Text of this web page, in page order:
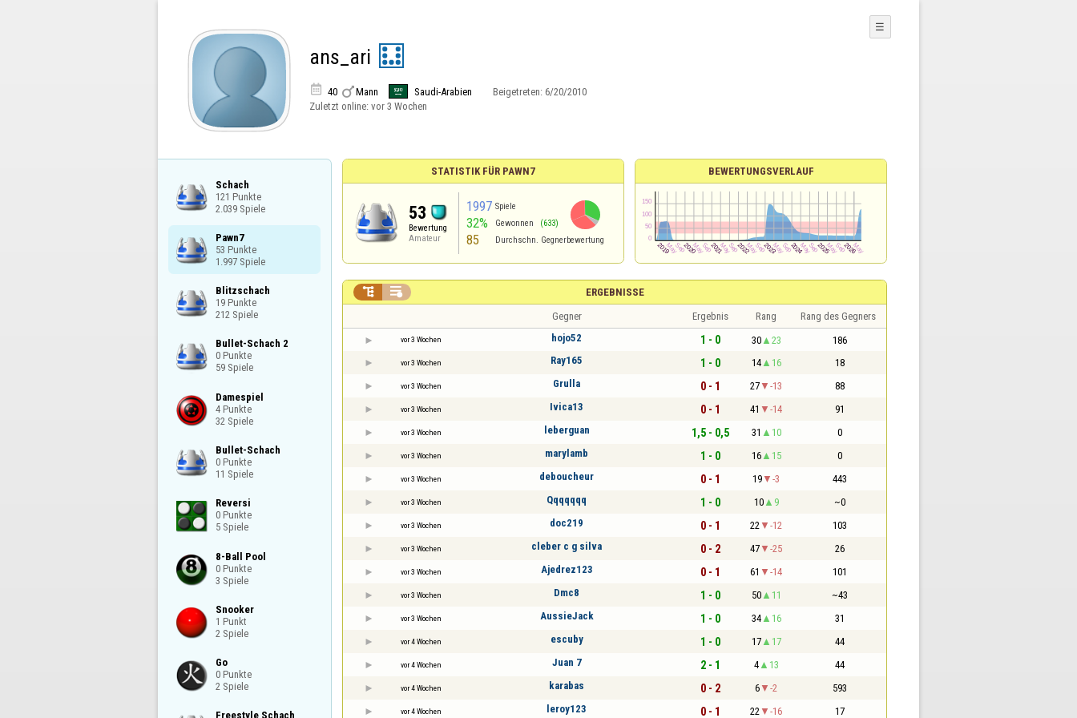
ans_ari
 40 Mann Saudi-Arabien Beigetreten: 6/20/2010
Zuletzt online: vor 3 Wochen
☰
Schach
121 Punkte
2.039 Spiele
Pawn7
53 Punkte
1.997 Spiele
Blitzschach
19 Punkte
212 Spiele
Bullet-Schach 2
0 Punkte
59 Spiele
Damespiel
4 Punkte
32 Spiele
Bullet-Schach
0 Punkte
11 Spiele
Reversi
0 Punkte
5 Spiele
8-Ball Pool
0 Punkte
3 Spiele
Snooker
1 Punkt
2 Spiele
Go
0 Punkte
2 Spiele
Freestyle Schach
STATISTIK FÜR PAWN7
53
Bewertung
Amateur
1997 Spiele
32% Gewonnen (633)
85 Durchschn. Gegnerbewertung
BEWERTUNGSVERLAUF
ERGEBNISSE
 
Gegner Ergebnis Rang Rang des Gegners
vor 3 Wochen hojo52 1 - 0 30 23 186
vor 3 Wochen Ray165 1 - 0 14 16 18
vor 3 Wochen Grulla 0 - 1 27 -13 88
vor 3 Wochen Ivica13 0 - 1 41 -14 91
vor 3 Wochen leberguan 1,5 - 0,5 31 10 0
vor 3 Wochen marylamb 1 - 0 16 15 0
vor 3 Wochen deboucheur 0 - 1 19 -3 443
vor 3 Wochen Qqqqqqq 1 - 0 10 9 ~0
vor 3 Wochen doc219 0 - 1 22 -12 103
vor 3 Wochen cleber c g silva 0 - 2 47 -25 26
vor 3 Wochen Ajedrez123 0 - 1 61 -14 101
vor 3 Wochen Dmc8 1 - 0 50 11 ~43
vor 3 Wochen AussieJack 1 - 0 34 16 31
vor 4 Wochen escuby 1 - 0 17 17 44
vor 4 Wochen Juan 7 2 - 1 4 13 44
vor 4 Wochen karabas 0 - 2 6 -2 593
vor 4 Wochen leroy123 0 - 1 22 -16 17